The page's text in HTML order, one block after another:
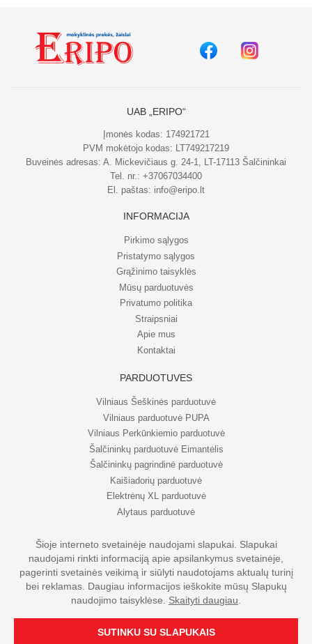
UAB „ERIPO“
Įmonės kodas: 174921721
PVM mokėtojo kodas: LT749217219
Buveinės adresas: A. Mickevičiaus g. 24-1, LT-17113 Šalčininkai
Tel. nr.: +37067034400
El. paštas: info@eripo.lt
INFORMACIJA
Pirkimo sąlygos
Pristatymo sąlygos
Grąžinimo taisyklės
Mūsų parduotuvės
Privatumo politika
Straipsniai
Apie mus
Kontaktai
PARDUOTUVĖS
Vilniaus Šeškinės parduotuvė
Vilniaus parduotuvė PUPA
Vilniaus Perkūnkiemio parduotuvė
Šalčininkų parduotuvė Eimantėlis
Šalčininkų pagrindinė parduotuvė
Kaišiadorių parduotuvė
Elektrėnų XL parduotuvė
Alytaus parduotuvė
© UAB Eripo 2026. Visos teisės saugomos
Šioje interneto svetainėje naudojami slapukai. Slapukai
naudojami rinkti informaciją apie apsilankymus svetainėje,
pagerinti svetainės veikimą ir siūlyti naudotojams aktualų turinį
bei reklamas. Daugiau informacijos ieškokite mūsų Slapukų
naudojimo taisyklėse. Skaityti daugiau.
SUTINKU SU SLAPUKAIS